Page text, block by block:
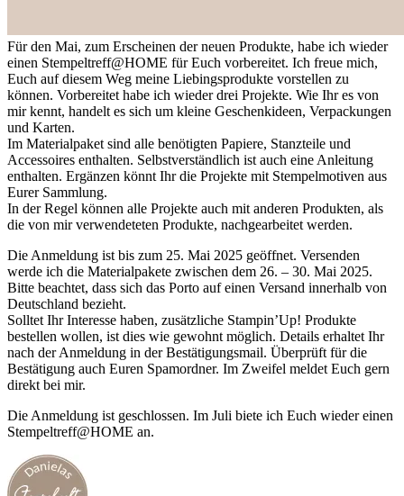
Für den Mai, zum Erscheinen der neuen Produkte, habe ich wieder
einen Stempeltreff@HOME für Euch vorbereitet. Ich freue mich,
Euch auf diesem Weg meine Liebingsprodukte vorstellen zu
können. Vorbereitet habe ich wieder drei Projekte. Wie Ihr es von
mir kennt, handelt es sich um kleine Geschenkideen, Verpackungen
und Karten.
Im Materialpaket sind alle benötigten Papiere, Stanzteile und
Accessoires enthalten. Selbstverständlich ist auch eine Anleitung
enthalten. Ergänzen könnt Ihr die Projekte mit Stempelmotiven aus
Eurer Sammlung.
In der Regel können alle Projekte auch mit anderen Produkten, als
die von mir verwendeteten Produkte, nachgearbeitet werden.
Die Anmeldung ist bis zum 25. Mai 2025 geöffnet. Versenden
werde ich die Materialpakete zwischen dem 26. – 30. Mai 2025.
Bitte beachtet, dass sich das Porto auf einen Versand innerhalb von
Deutschland bezieht.
Solltet Ihr Interesse haben, zusätzliche Stampin’Up! Produkte
bestellen wollen, ist dies wie gewohnt möglich. Details erhaltet Ihr
nach der Anmeldung in der Bestätigungsmail. Überprüft für die
Bestätigung auch Euren Spamordner. Im Zweifel meldet Euch gern
direkt bei mir.
Die Anmeldung ist geschlossen. Im Juli biete ich Euch wieder einen
Stempeltreff@HOME an.